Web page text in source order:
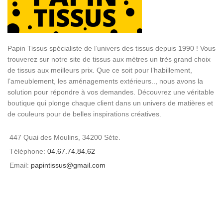
Papin Tissus spécialiste de l’univers des tissus depuis 1990 ! Vous
trouverez sur notre site de tissus aux mètres un très grand choix
de tissus aux meilleurs prix. Que ce soit pour l’habillement,
l’ameublement, les aménagements extérieurs.., nous avons la
solution pour répondre à vos demandes. Découvrez une véritable
boutique qui plonge chaque client dans un univers de matières et
de couleurs pour de belles inspirations créatives.
447 Quai des Moulins, 34200 Sète.
Téléphone: 04.67.74.84.62
Email: papintissus@gmail.com